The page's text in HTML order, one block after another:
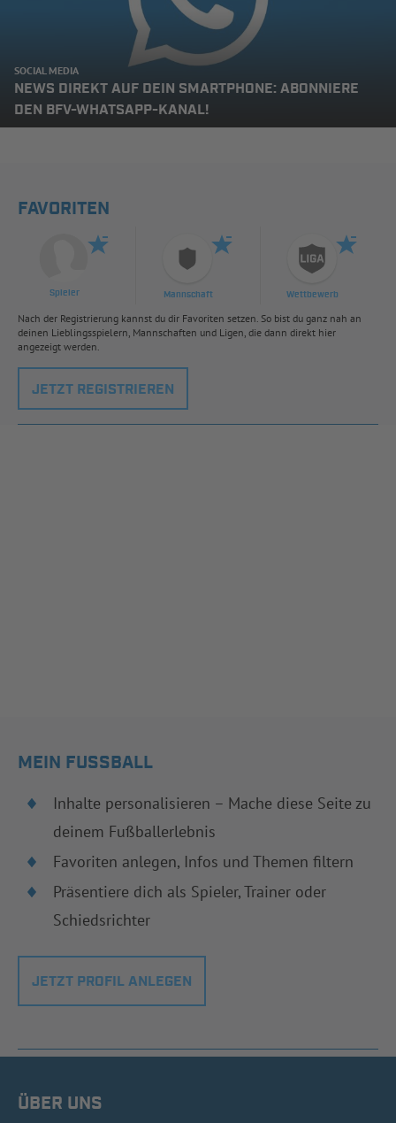
SOCIAL MEDIA
NEWS DIREKT AUF DEIN SMARTPHONE: ABONNIERE
DEN BFV-WHATSAPP-KANAL!
FAVORITEN
Spieler Mannschaft Wettbewerb
Nach der Registrierung kannst du dir Favoriten setzen. So bist du ganz nah an
deinen Lieblingsspielern, Mannschaften und Ligen, die dann direkt hier
angezeigt werden.
JETZT REGISTRIEREN
MEIN FUSSBALL
Inhalte personalisieren – Mache diese Seite zu
deinem Fußballerlebnis
Favoriten anlegen, Infos und Themen filtern
Präsentiere dich als Spieler, Trainer oder
Schiedsrichter
JETZT PROFIL ANLEGEN
ÜBER UNS